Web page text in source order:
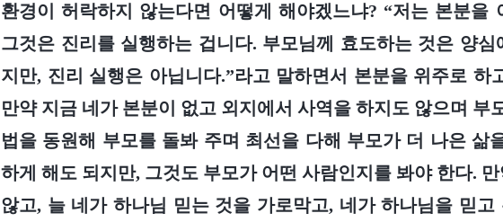
환경이 허락하지 않는다면 어떻게 해야겠느냐? “저는 본분을
그것은 진리를 실행하는 겁니다. 부모님께 효도하는 것은 양심
지만, 진리 실행은 아닙니다.”라고 말하면서 본분을 위주로 하
만약 지금 네가 본분이 없고 외지에서 사역을 하지도 않으며 부
법을 동원해 부모를 돌봐 주며 최선을 다해 부모가 더 나은 삶
하게 해도 되지만, 그것도 부모가 어떤 사람인지를 봐야 한다.
않고, 늘 네가 하나님 믿는 것을 가로막고, 네가 하나님을 믿고